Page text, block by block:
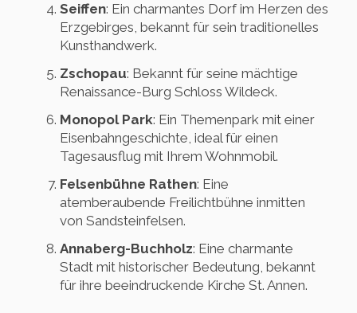
Seiffen: Ein charmantes Dorf im Herzen des
Erzgebirges, bekannt für sein traditionelles
Kunsthandwerk.
Zschopau: Bekannt für seine mächtige
Renaissance-Burg Schloss Wildeck.
Monopol Park: Ein Themenpark mit einer
Eisenbahngeschichte, ideal für einen
Tagesausflug mit Ihrem Wohnmobil.
Felsenbühne Rathen: Eine
atemberaubende Freilichtbühne inmitten
von Sandsteinfelsen.
Annaberg-Buchholz: Eine charmante
Stadt mit historischer Bedeutung, bekannt
für ihre beeindruckende Kirche St. Annen.